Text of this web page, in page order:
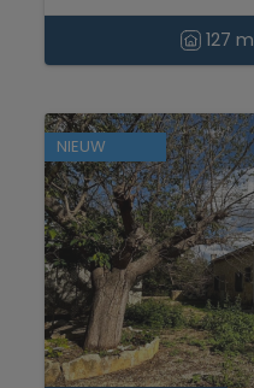
127 m
NIEUW